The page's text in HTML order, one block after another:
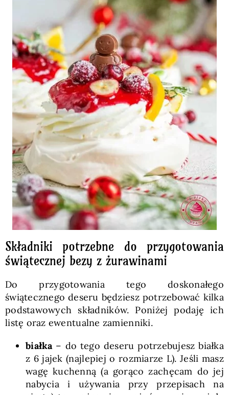
Składniki potrzebne do przygotowania
świątecznej bezy z żurawinami
Do przygotowania tego doskonałego
świątecznego deseru będziesz potrzebować kilka
podstawowych składników. Poniżej podaję ich
listę oraz ewentualne zamienniki.
białka– do tego deseru potrzebujesz białka
z 6 jajek (najlepiej o rozmiarze L). Jeśli masz
wagę kuchenną (a gorąco zachęcam do jej
nabycia i używania przy przepisach na